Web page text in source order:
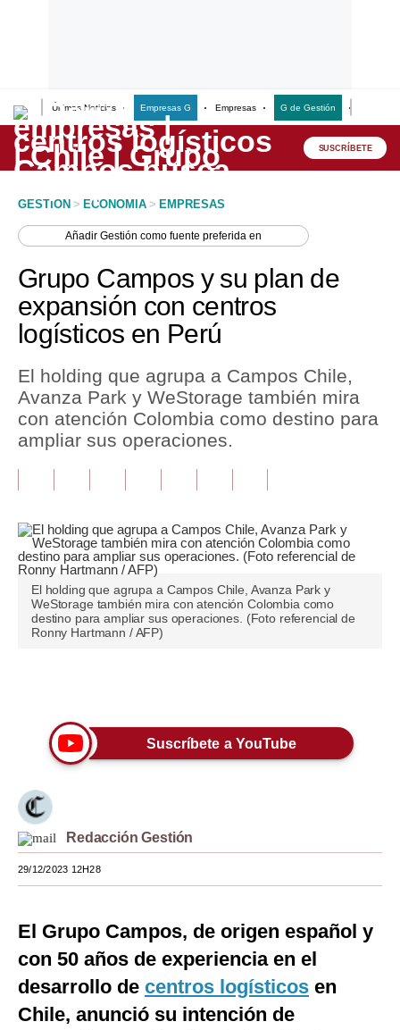
Últimas Noticias Empresas G Empresas G de Gestión
Lo último
Peru Quiosco
Economía
Mercados
Política
Tu Dinero
Finanzas Personales
Plus G
Opinión
Editorial
Tendencias
Lujo
Viajes
Moda
EEUU
México
España
SUSCRÍBETE
GESTION > ECONOMIA > EMPRESAS
AñadirGestión como fuente preferida en
Grupo Campos y su plan de
expansión con centros
logísticos en Perú
El holding que agrupa a Campos Chile,
Avanza Park y WeStorage también mira
con atención Colombia como destino para
ampliar sus operaciones.
El holding que agrupa a Campos Chile, Avanza Park y
WeStorage también mira con atención Colombia como
destino para ampliar sus operaciones. (Foto referencial de
Ronny Hartmann / AFP)
Suscríbete a YouTube
Redacción Gestión
29/12/2023 12H28
El Grupo Campos, de origen español y
con 50 años de experiencia en el
desarrollo de centros logísticos en
Chile, anunció su intención de